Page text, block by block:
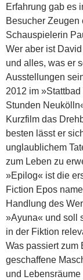
Erfahrung gab es
Besucher
Schauspielerin
Wer aber ist
und alles, was er
Ausstellungen
2012 im
Stunden
Kurzfilm das
besten lässt er
unglaublichem
zum Leben zu
»Epilog« ist die
Fiction Epos
Handlung des
»Ayuna« und soll
in der Fiktion
Was passiert zum
geschaffene
und